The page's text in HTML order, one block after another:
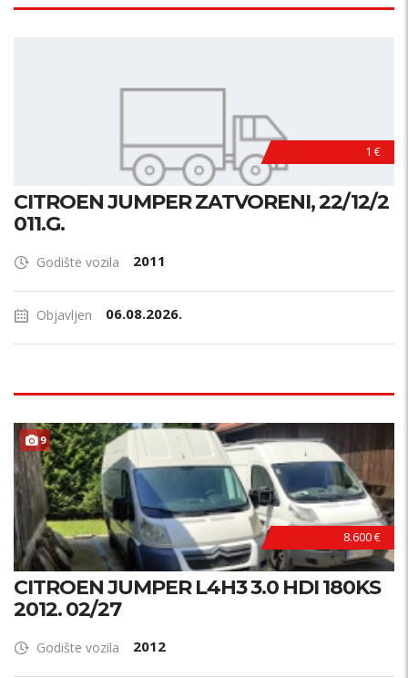
1 €
CITROEN JUMPER ZATVORENI, 22/12/2
011.G.
Godište vozila 2011
Objavljen 06.08.2026.
9
8.600 €
CITROEN JUMPER L4H3 3.0 HDI 180KS
2012. 02/27
Godište vozila 2012